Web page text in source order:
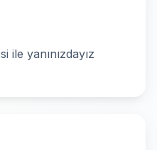
ile yanınızdayız